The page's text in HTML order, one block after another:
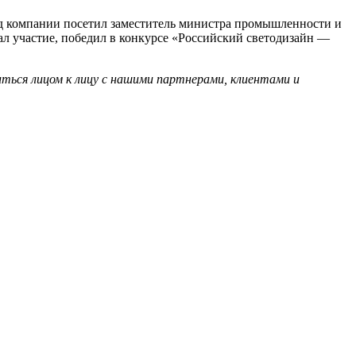
посетил заместитель министра промышленности и
победил в конкурсе «Российский светодизайн —
лицом к лицу с нашими партнерами, клиентами и